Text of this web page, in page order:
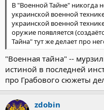
В "Военной Тайне" никогда
украинской военной
украинской военной
оружие появляется
Тайна" тут же делает про
"Военная тайна" --
истиной в последней
про Грабового сюжеты
zdobin